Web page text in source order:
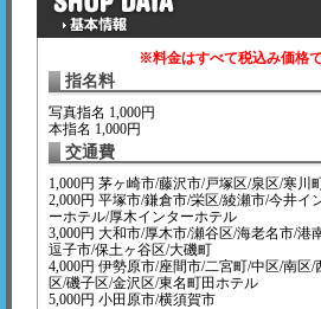
※料金はすべて税込み価格
指名料
写真指名 1,000円
本指名 1,000円
交通費
1,000円 茅ヶ崎市/藤沢市/戸塚区/泉区/寒川
2,000円 平塚市/鎌倉市/栄区/綾瀬市/今井イ
ーホテル/厚木インターホテル
3,000円 大和市/厚木市/瀬谷区/海老名市/港
逗子市/保土ヶ谷区/大磯町
4,000円 伊勢原市/座間市/二宮町/中区/南区/
区/磯子区/金沢区/東名町田ホテル
5,000円 小田原市/横須賀市